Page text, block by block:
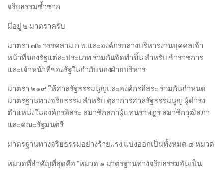
จริยธรรมซ้ำซาก
มีอยู่ ๒ มาตราครับ
มาตรา ๗๖ วรรคสาม ก.พ.และองค์กรกลางบริหารงานบุคคลเจ้า
หน้าที่ของรัฐแต่ละประเภท ร่วมกันจัดทำขึ้น สำหรับ ข้าราชการ
และเจ้าหน้าที่ของรัฐในกำกับของฝ่ายบริหาร
มาตรา ๒๑๙ ให้ศาลรัฐธรรมนูญและองค์กรอิสระ ร่วมกันกำหนด
มาตรฐานทางจริยธรรม สำหรับ ตุลาการศาลรัฐธรรมนูญ ผู้ดำรง
ตำแหน่งในองค์กรอิสระ สมาชิกสภาผู้แทนราษฎร สมาชิกวุฒิสภา
และคณะรัฐมนตรี
มาตรฐานทางจริยธรรมอย่างร้ายแรง แบ่งออกเป็นทั้งหมด ๔ หมวด
หมวดที่สำคัญที่สุดคือ “หมวด ๑ มาตรฐานทางจริยธรรมอันเป็น